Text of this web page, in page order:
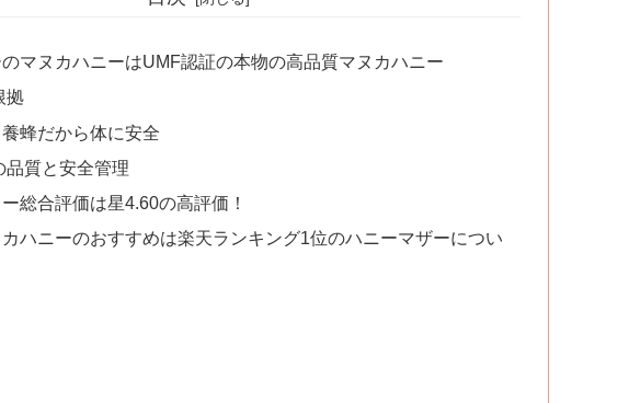
マヌカハニーはUMF認証の本物の高品質マヌカハニー
拠
蜂だから体に安全
品質と安全管理
総合評価は星4.60の高評価！
ハニーのおすすめは楽天ランキング1位のハニーマザーについ